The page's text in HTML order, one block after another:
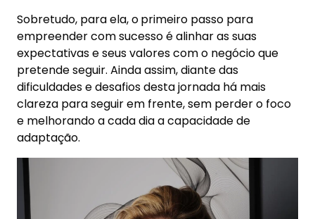
Sobretudo, para ela, oprimeiro passo para
empreender com sucesso é alinhar as suas
expectativas e seus valores com o negócio que
pretende seguir. Ainda assim, diante das
dificuldades e desafios desta jornada há mais
clareza para seguir em frente, sem perder o foco
e melhorando a cada dia a capacidade de
adaptação.